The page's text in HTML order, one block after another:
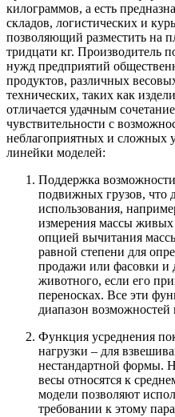
килограммов, а есть
складов, логистических и
позволяющий разместить на
тридцати кг. Производитель
нужд предприятий
продуктов, различных
технических, таких как
отличается удачным
чувствительности с
неблагоприятных и сложных
линейки моделей:
Поддержка
подвижных грузов, что
использования,
измерения массы живых
опцией вычитания
равной степени для
продажи или фасовки и
животного, если его
переносках. Все эти
диапазон возможностей
Функция усреднения
нагрузки – для
нестандартной формы.
весы относятся к
модели позволяют
требовании к этому